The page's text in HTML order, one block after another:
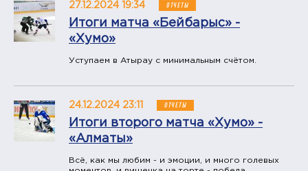
27.12.2024 19:34 ОТЧЕТЫ
Итоги матча «Бейбарыс» -
«Хумо»
Уступаем в Атырау с минимальным счётом.
24.12.2024 23:11 ОТЧЕТЫ
Итоги второго матча «Хумо» -
«Алматы»
Всё, как мы любим - и эмоции, и много голевых